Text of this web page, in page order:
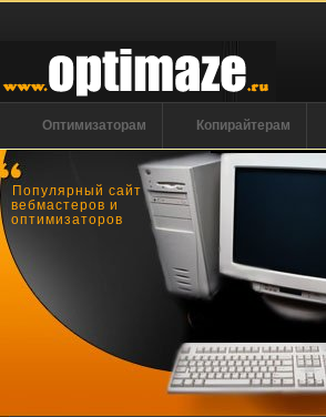
Оптимизаторам Копирайтерам
Популярный сайт
вебмастеров и
оптимизаторов